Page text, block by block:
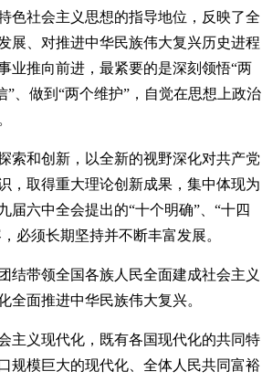
色社会主义思想的指导地位，反映了全
展、对推进中华民族伟大复兴历史进程
业推向前进，最紧要的是深刻领悟“两
、做到“两个维护”，自觉在思想上政治
索和创新，以全新的视野深化对共产党
，取得重大理论创新成果，集中体现为
六中全会提出的“十个明确”、“十四
必须长期坚持并不断丰富发展。
结带领全国各族人民全面建成社会主义
面推进中华民族伟大复兴。
主义现代化，既有各国现代化的共同特
规模巨大的现代化、全体人民共同富裕